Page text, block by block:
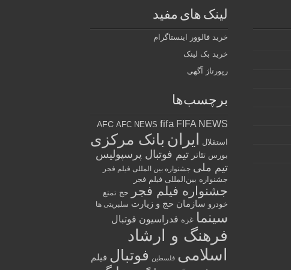
لینک های مفید
خرید فالوور اینستاگرام
خرید بک لینک
رپورتاژ آگهی
برچسب‌ها
AFC AFC NEWS fifa FIFA NEWS
استقلال ایران بانک مرکزی
بورس تئاتر تیم فوتبال پرسپولیس
تیم ملی جشنواره بین المللی فیلم فجر
جشنواره بین‌المللی فیلم فجر
جشنواره فیلم فجر
حج تمتع
خودرو سازمان حج و زیارت سلبریتی ها
سینما غزه فدراسیون فوتبال
فرهنگ و ارشاد
اسلامی فلسطین فوتبال فیلم